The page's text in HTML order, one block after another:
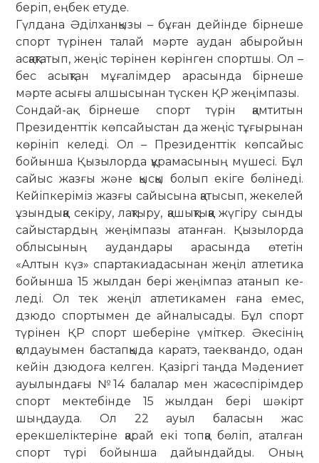
беріп, еңбек етуде.
Гүлдана Әділханқызы – бұған дейін­де бірнеше
спорт түрінен талай мәрте аудан абыройын
асқақтатып, жеңіс төрінен көрінген спортшы. Ол –
бес асық­тан мұғалімдер арасында бірнеше
мәрте асығы алшысынан түскен ҚР жеңім­пазы.
Сондай-ақ бірнеше спорт түрін қам­титын
Президенттік көпсайыстан да жеңіс тұғырынан
көрініп келеді. Ол – Президенттік көпсайыс
бойынша Қы­зылорда құрамасының мүшесі. Бұл
сайыс жазғы және қысқы болып екіге бөлінеді.
Кейіпкеріміз жазғы сайысына қатысып, жекелей
ұзындыққа секіру, лақтыру, қашықтыққа жүгіру сынды
сайыстардың жеңімпазы атанған. Қы­зыл­орда
облысының аудандары ара­сында өтетін
«Алтын күз» спартакиа­дасынан жеңіл атлетика
бойынша 15 жылдан бері жеңімпаз атанып ке­
леді. Ол тек жеңіл атлетикамен ғана емес,
дзюдо спортымен де айналы­сады. Бұл спорт
түрінен ҚР спорт ше­беріне үміткер. Әкесінің
қолдауымен бас­тапқыда каратэ, таеквандо, одан
кейін дзюдоға келген. Қазіргі таңда Мәдениет
ауылындағы №14 балалар мен жасөспірімдер
спорт мектебінде 15 жылдан бері шәкірт
шыңдауда. Ол 22 ауыл баласын жас
ерекшеліктеріне қа­рай екі топқа бөліп, аталған
спорт түрі бойынша дайындайды. Оның